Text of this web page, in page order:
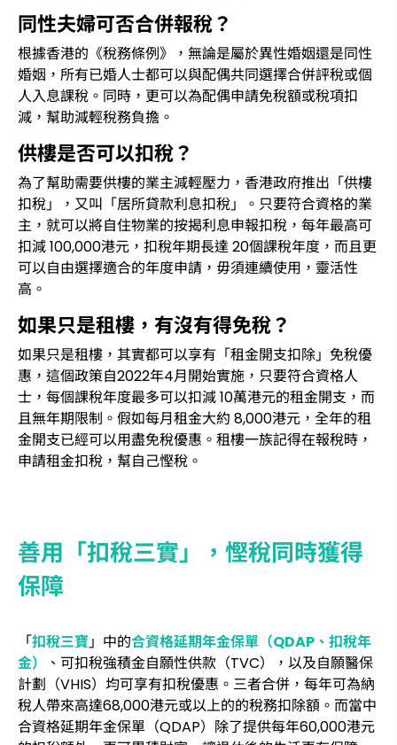
同性夫婦可否合併報稅？
根據香港的《稅務條例》，無論是屬於異性婚姻還是同性
婚姻，所有已婚人士都可以與配偶共同選擇合併評稅或個
人入息課稅。同時，更可以為配偶申請免稅額或稅項扣
減，幫助減輕稅務負擔。
供樓是否可以扣稅？
為了幫助需要供樓的業主減輕壓力，香港政府推出「供樓
扣稅」，又叫「居所貸款利息扣稅」。只要符合資格的業
主，就可以將自住物業的按揭利息申報扣稅，每年最高可
扣減 100,000港元，扣稅年期長達 20個課稅年度，而且更
可以自由選擇適合的年度申請，毋須連續使用，靈活性
高。
如果只是租樓，有沒有得免稅？
如果只是租樓，其實都可以享有「租金開支扣除」免稅優
惠，這個政策自2022年4月開始實施，只要符合資格人
士，每個課稅年度最多可以扣減 10萬港元的租金開支，而
且無年期限制。假如每月租金大約 8,000港元，全年的租
金開支已經可以用盡免稅優惠。租樓一族記得在報稅時，
申請租金扣稅，幫自己慳稅。
善用「扣稅三實」，慳稅同時獲得
保障
「扣稅三寶」中的合資格延期年金保單（QDAP、扣稅年
金）
、可扣稅強積金自願性供款（TVC），以及自願醫保
計劃（VHIS）均可享有扣稅優惠。三者合併，每年可為納
稅人帶來高達68,000港元或以上的的稅務扣除額。而當中
合資格延期年金保單（QDAP）除了提供每年60,000港元